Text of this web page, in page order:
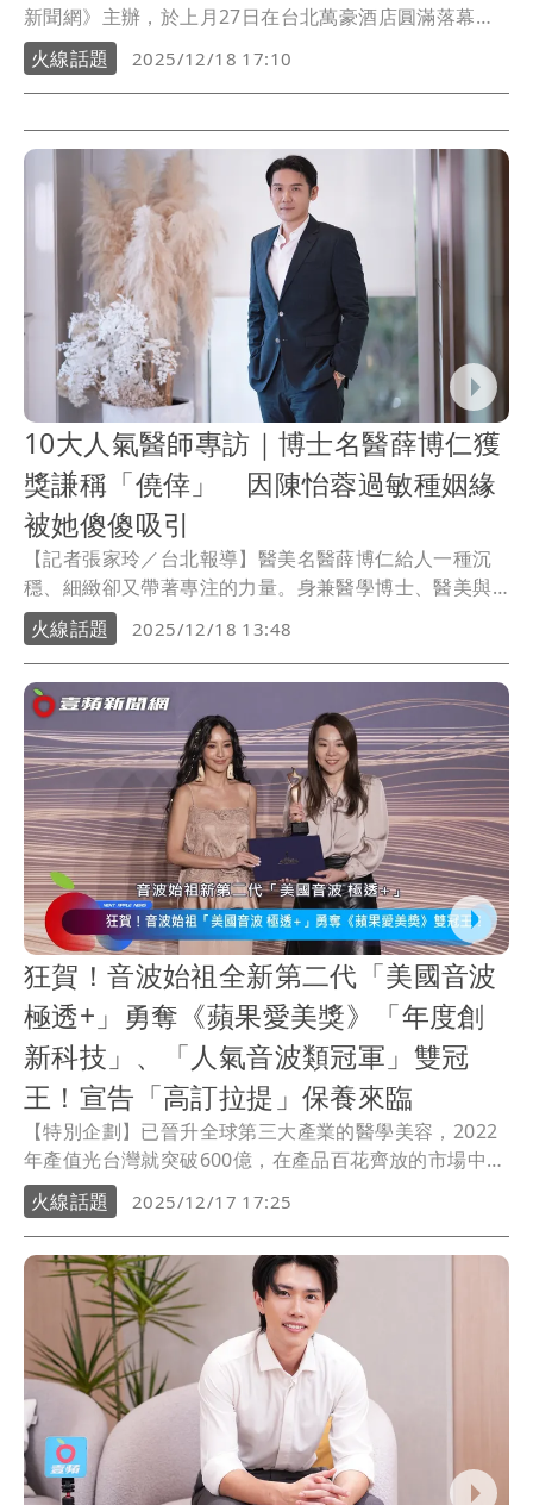
新聞網》主辦，於上月27日在台北萬豪酒店圓滿落幕。
這場年度醫美最高榮譽評選盛事，結合媒體、公信力與
大眾參與，不僅有超過137萬人次投票，並依據完整的醫
美產業鏈，頒發7大類獎項，醫美界重量級菁英共襄盛
舉，5大巨星參與頒獎典禮，活動熱度延續至今，《壹
蘋》製作的精彩回顧影片，在「北北高」1600吋巨型立
體有聲頻電視牆同步播放，捷運台北車站更是三鐵共構
的重要交通樞紐，在每日28萬人次載運量下，一同見證2
層樓高的全球首場醫美大獎精華片段，期待蘋果愛美獎
2026再見！
火線話題 2025/12/18 17:10
10大人氣醫師專訪｜博士名醫薛博仁獲
獎謙稱「僥倖」 因陳怡蓉過敏種姻緣
被她傻傻吸引
【記者張家玲／台北報導】醫美名醫薛博仁給人一種沉
穩、細緻卻又帶著專注的力量。身兼醫學博士、醫美與
健康事業管理者、企業創辦人，同時也是女星陳怡蓉的
丈夫，多重角色在他身上並行不悖，而今年他再添上一
筆亮眼榮耀，成為首屆「蘋果愛美獎」十大人氣醫師，
他創立的聖緹雅醫療集團也拿下年度診所銅獎。讓他忍
不住開好友楊謹華玩笑，「我們首次入圍就得獎」，直
呼「皇天不負苦心人」。
火線話題 2025/12/18 13:48
狂賀！音波始祖全新第二代「美國音波
極透+」勇奪《蘋果愛美獎》「年度創
新科技」、「人氣音波類冠軍」雙冠
王！宣告「高訂拉提」保養來臨
【特別企劃】已晉升全球第三大產業的醫學美容，2022
年產值光台灣就突破600億，在產品百花齊放的市場中，
消費者口碑成為選購的重要指標；今年《壹蘋》首度舉
辦《蘋果愛美獎》，藉由消費者及專家評選出最受歡迎
的診所、醫師及項目；音波始祖全新第二代「美國音波
極透+」榮登蘋果愛美獎雙冠王，拿下「年度創新科技」
及「人氣音波類」冠軍，堪稱大贏家！
火線話題 2025/12/17 17:25